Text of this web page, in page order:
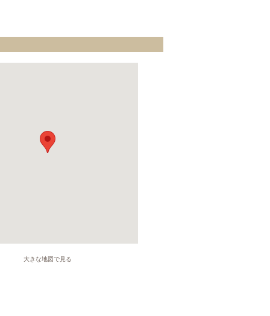
大きな地図で見る